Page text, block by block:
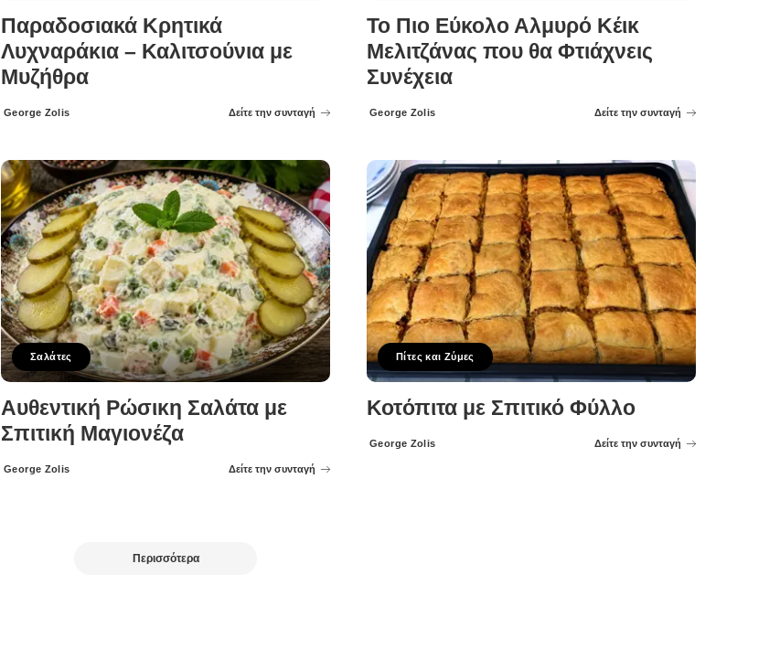
Παραδοσιακά Κρητικά
Λυχναράκια – Καλιτσούνια με
Μυζήθρα
Posted
George Zolis Δείτε την συνταγή
Το Πιο Εύκολο Αλμυρό Κέικ
Μελιτζάνας που θα Φτιάχνεις
Συνέχεια
Posted
George Zolis Δείτε την συνταγή
Σαλάτες
Αυθεντική Ρώσικη Σαλάτα με
Σπιτική Μαγιονέζα
Posted
George Zolis Δείτε την συνταγή
Πίτες και Ζύμες
Κοτόπιτα με Σπιτικό Φύλλο
Posted
George Zolis Δείτε την συνταγή
Περισσότερα